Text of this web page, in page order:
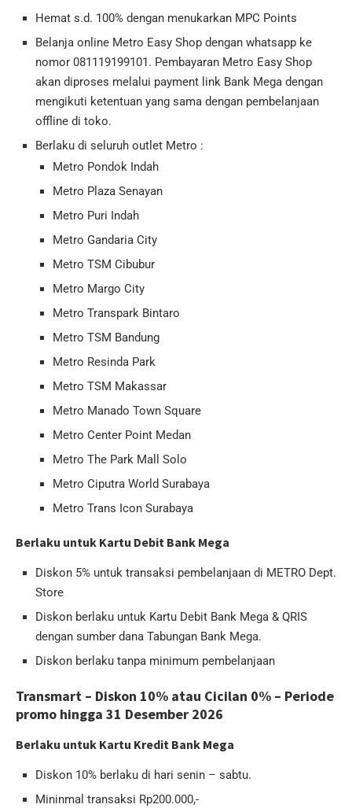
Hemat s.d. 100% dengan menukarkan MPC Points
Belanja online Metro Easy Shop dengan whatsapp ke
nomor 081119199101. Pembayaran Metro Easy Shop
akan diproses melalui payment link Bank Mega dengan
mengikuti ketentuan yang sama dengan pembelanjaan
offline di toko.
Berlaku di seluruh outlet Metro :
Metro Pondok Indah
Metro Plaza Senayan
Metro Puri Indah
Metro Gandaria City
Metro TSM Cibubur
Metro Margo City
Metro Transpark Bintaro
Metro TSM Bandung
Metro Resinda Park
Metro TSM Makassar
Metro Manado Town Square
Metro Center Point Medan
Metro The Park Mall Solo
Metro Ciputra World Surabaya
Metro Trans Icon Surabaya
Berlaku untuk Kartu Debit Bank Mega
Diskon 5% untuk transaksi pembelanjaan di METRO Dept.
Store
Diskon berlaku untuk Kartu Debit Bank Mega & QRIS
dengan sumber dana Tabungan Bank Mega.
Diskon berlaku tanpa minimum pembelanjaan
Transmart – Diskon 10% atau Cicilan 0% – Periode
promo hingga 31 Desember 2026
Berlaku untuk Kartu Kredit Bank Mega
Diskon 10% berlaku di hari senin – sabtu.
Mininmal transaksi Rp200.000,-